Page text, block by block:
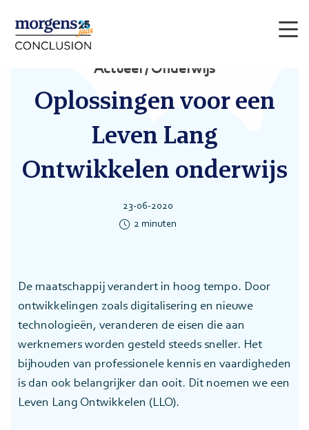
Actueel / Onderwijs
Oplossingen voor een
Leven Lang
Ontwikkelen onderwijs
23-06-2020
2 minuten
De maatschappij verandert in hoog tempo. Door
ontwikkelingen zoals digitalisering en nieuwe
technologieën, veranderen de eisen die aan
werknemers worden gesteld steeds sneller. Het
bijhouden van professionele kennis en vaardigheden
is dan ook belangrijker dan ooit. Dit noemen we een
Leven Lang Ontwikkelen (LLO).